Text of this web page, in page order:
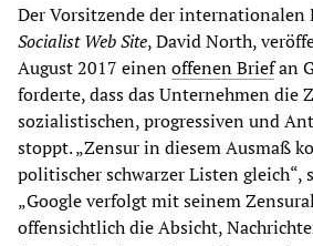
Der Vorsitzende der internationalen
Socialist Web Site, David North,
August 2017 einenoffenen Briefan
forderte, dass das Unternehmen die
sozialistischen, progressiven und
stoppt. „Zensur in diesem Ausmaß
politischer schwarzer Listen gleich“,
„Google verfolgt mit seinem
offensichtlich die Absicht,